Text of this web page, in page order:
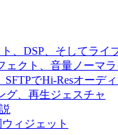
、DSP、そしてライ
ェクト、音量ノーマ
SFTPでHi-Resオーデ
グ、再生ジェスチャ
ィジェット